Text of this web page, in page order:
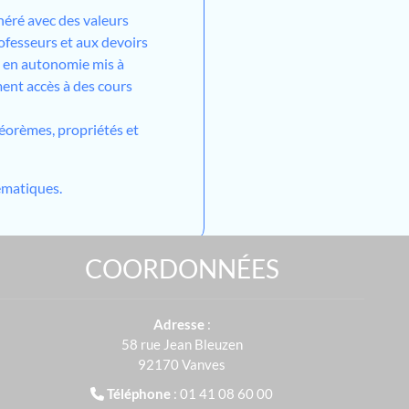
avec des valeurs
et aux devoirs
autonomie mis à
accès à des cours
propriétés et
COORDONNÉES
Adresse :
58 rue Jean Bleuzen
92170 Vanves
Téléphone : 01 41 08 60 00